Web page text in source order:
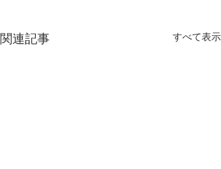
関連記事 すべて表示